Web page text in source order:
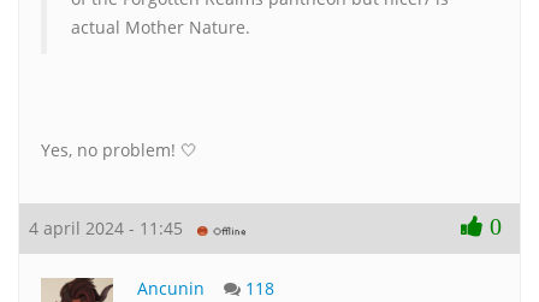
actual Mother Nature.
Yes, no problem! 🤍
4 april 2024 - 11:45 0
Ancunin 118